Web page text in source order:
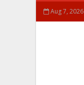
Aug 7, 2026